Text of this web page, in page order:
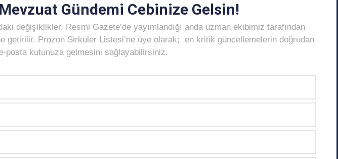
Gündemi Cebinize Gelsin!
değişiklikler, Resmi Gazete’de yayımlandığı anda uzman ekibimiz tarafından
getirilir. Prozon Sirküler Listesi’ne üye olarak; en kritik güncellemelerin doğrudan
posta kutunuza gelmesini sağlayabilirsiniz.